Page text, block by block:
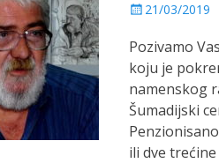
P
s
t
e
d
o
n
21/03/2019
Pozivamo
koju je
namenskog
Šumadijski
ili dve